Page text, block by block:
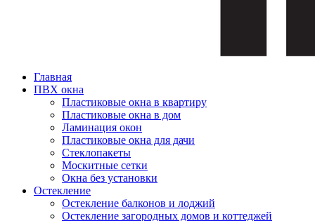
Главная
ПВХ окна
Пластиковые окна в квартиру
Пластиковые окна в дом
Ламинация окон
Пластиковые окна для дачи
Стеклопакеты
Москитные сетки
Окна без установки
Остекление
Остекление балконов и лоджий
Остекление загородных домов и коттеджей